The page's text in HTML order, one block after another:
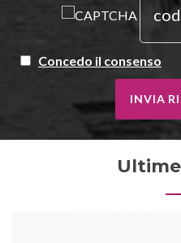
Concedo il consenso
INVIA